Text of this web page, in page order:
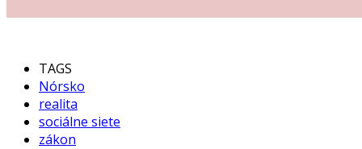
TAGS
Nórsko
realita
sociálne siete
zákon